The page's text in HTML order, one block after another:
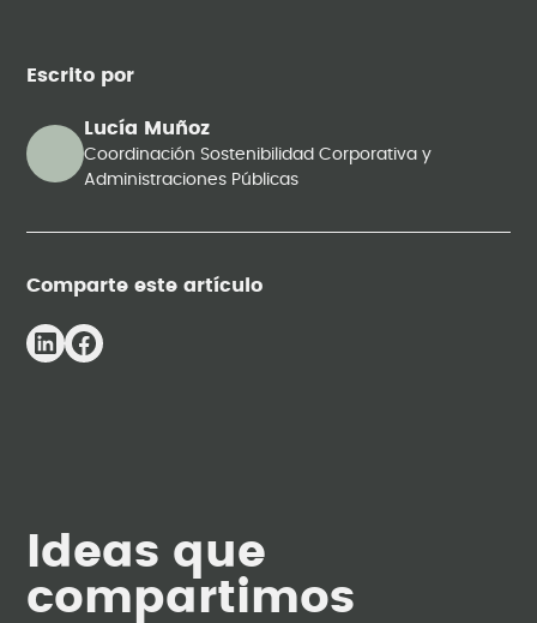
Escrito por
Lucía Muñoz
Coordinación Sostenibilidad Corporativa y
Administraciones Públicas
Comparte este artículo
Ideas que
compartimos